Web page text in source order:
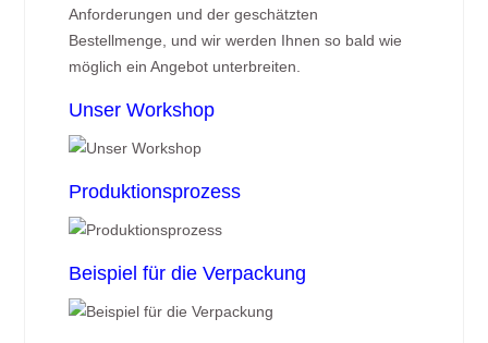
Anforderungen und der geschätzten
Bestellmenge, und wir werden Ihnen so bald wie
möglich ein Angebot unterbreiten.
Unser Workshop
Produktionsprozess
Beispiel für die Verpackung